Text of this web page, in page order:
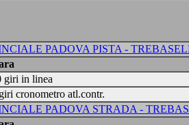
PADOVA PISTA -
giri in linea
cronometro atl.contr.
PADOVA STRADA -